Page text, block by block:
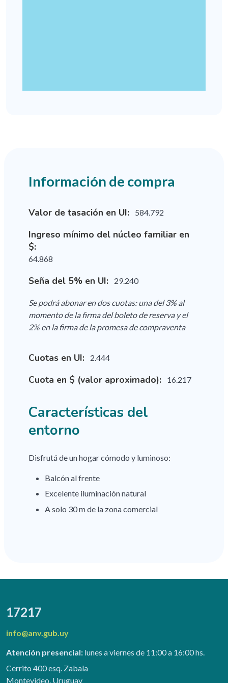
Información de compra
Valor de tasación en UI: 584.792
Ingreso mínimo del núcleo familiar en
$:
64.868
Seña del 5% en UI: 29.240
Se podrá abonar en dos cuotas: una del 3% al
momento de la firma del boleto de reserva y el
2% en la firma de la promesa de compraventa
Cuotas en UI: 2.444
Cuota en $ (valor aproximado): 16.217
Características del
entorno
Disfrutá de un hogar cómodo y luminoso:
Balcón al frente
Excelente iluminación natural
A solo 30 m de la zona comercial
17217
info@anv.gub.uy
Atención presencial: lunes a viernes de 11:00 a 16:00 hs.
Cerrito 400 esq. Zabala
Montevideo, Uruguay